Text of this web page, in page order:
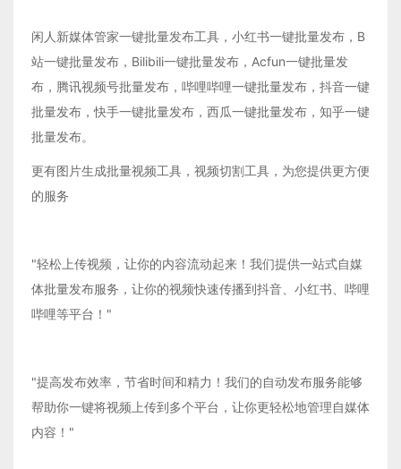
闲人新媒体管家一键批量发布工具，小红书一键批量发布，B
站一键批量发布，Bilibili一键批量发布，Acfun一键批量发
布，腾讯视频号批量发布，哔哩哔哩一键批量发布，抖音一键
批量发布，快手一键批量发布，西瓜一键批量发布，知乎一键
批量发布。
更有图片生成批量视频工具，视频切割工具，为您提供更方便
的服务
"轻松上传视频，让你的内容流动起来！我们提供一站式自媒
体批量发布服务，让你的视频快速传播到抖音、小红书、哔哩
哔哩等平台！"
"提高发布效率，节省时间和精力！我们的自动发布服务能够
帮助你一键将视频上传到多个平台，让你更轻松地管理自媒体
内容！"